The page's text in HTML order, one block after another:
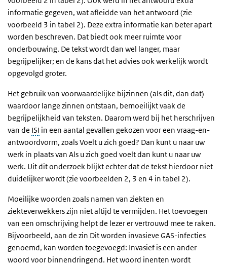
informatie gegeven, wat afleidde van het antwoord (zie
voorbeeld 3 in tabel 2). Deze extra informatie kan beter apart
worden beschreven. Dat biedt ook meer ruimte voor
onderbouwing. De tekst wordt dan wel langer, maar
begrijpelijker; en de kans dat het advies ook werkelijk wordt
opgevolgd groter.
Het gebruik van voorwaardelijke bijzinnen (als dit, dan dat)
waardoor lange zinnen ontstaan, bemoeilijkt vaak de
begrijpelijkheid van teksten. Daarom werd bij het herschrijven
van de ISI in een aantal gevallen gekozen voor een vraag-en-
antwoordvorm, zoalsVoelt u zich goed? Dan kunt u naar uw
werk in plaats van Als u zich goed voelt dan kunt u naar uw
werk. Uit dit onderzoek blijkt echter dat de tekst hierdoor niet
duidelijker wordt (zie voorbeelden 2, 3 en 4 in tabel 2).
Moeilijke woorden zoals namen van ziekten en
ziekteverwekkers zijn niet altijd te vermijden. Het toevoegen
van een omschrijving helpt de lezer er vertrouwd mee te raken.
Bijvoorbeeld, aan de zin Dit worden invasieve GAS-infecties
genoemd, kan worden toegevoegd: Invasief is een ander
woord voor binnendringend. Het woord inenten wordt